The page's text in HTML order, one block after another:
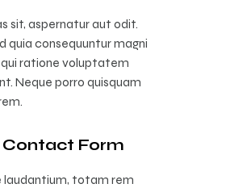
sit, aspernatur aut odit.
quia consequuntur magni
qui ratione voluptatem
Neque porro quisquam
Contact Form
laudantium, totam rem